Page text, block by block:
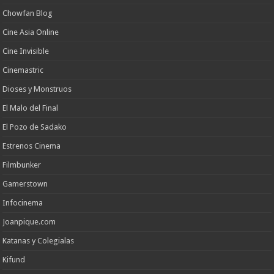
Chowfan Blog
Cine Asia Online
Cine Invisible
Cinemastric
Dioses y Monstruos
El Malo del Final
El Pozo de Sadako
Estrenos Cinema
Filmbunker
Gamerstown
Infocinema
Joanpique.com
Katanas y Colegialas
Kifund